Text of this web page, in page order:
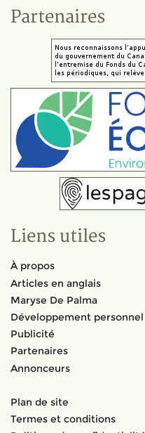
Partenaires
Liens utiles
À propos
Articles en anglais
Maryse De Palma
Développement personnel
Publicité
Partenaires
Annonceurs
Plan de site
Termes et conditions